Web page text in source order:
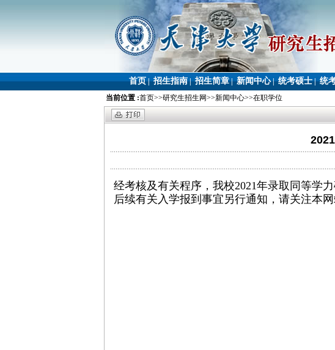
首页 | 招生指南 | 招生简章 | 新闻中心 | 统考硕士 | 统
当前位置 :首页>>研究生招生网>>新闻中心>>在职学位
经考核及有关程序，我校2021年录取同等学
后续有关入学报到事宜另行通知，请关注本网